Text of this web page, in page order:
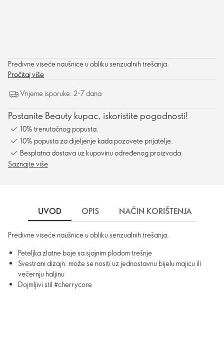
Predivne viseće naušnice u obliku senzualnih trešanja.
Pročitaj više
Vrijeme isporuke: 2-7 dana
Postanite Beauty kupac, iskoristite pogodnosti!
10% trenutačnog popusta.
10% popusta za dijeljenje kada pozovete prijatelje.
Besplatna dostava uz kupovinu određenog proizvoda.
Saznajte više
UVOD OPIS NAČIN KORIŠTENJA
Predivne viseće naušnice u obliku senzualnih trešanja.
Peteljka zlatne boje sa sjajnim plodom trešnje
Svestrani dizajn: može se nositi uz jednostavnu bijelu majicu ili
večernju haljinu
Dojmljivi stil #cherrycore